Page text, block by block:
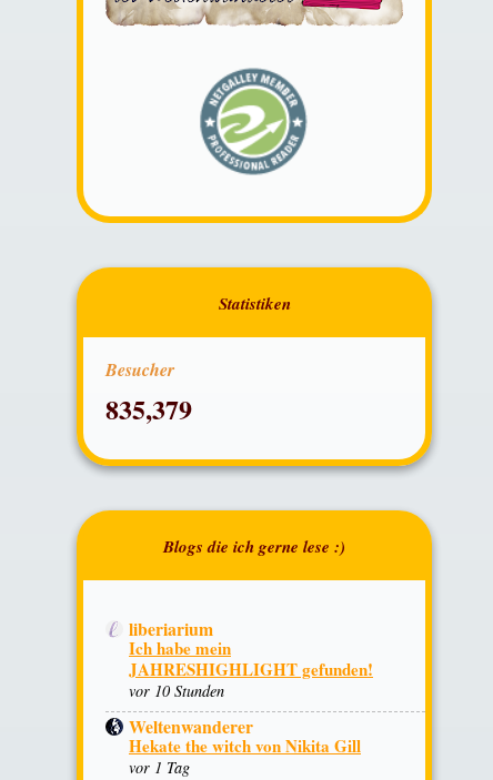
Besucher
835,379
liberiarium
Ich habe mein
JAHRESHIGHLIGHT gefunden!
vor 10 Stunden
Weltenwanderer
Hekate the witch von Nikita Gill
vor 1 Tag